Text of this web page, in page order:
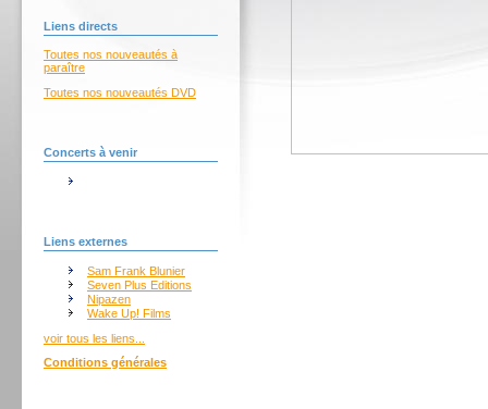
Liens directs
Toutes nos nouveautés à
paraître
Toutes nos nouveautés DVD
Concerts à venir
Liens externes
Sam Frank Blunier
Seven Plus Editions
Nipazen
Wake Up! Films
voir tous les liens...
Conditions générales